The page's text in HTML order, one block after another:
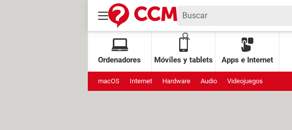
Ordenadores Móviles y tablets Apps e Internet
macOS Internet Hardware Audio Videojuegos